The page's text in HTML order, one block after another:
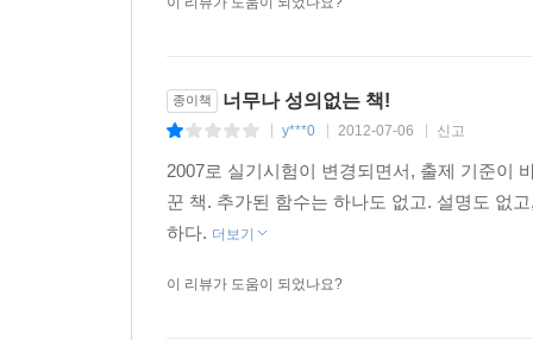
Chapter 01 기본 모의고사 정답 및 해설
Section 01 기본 모의고사 1회
Section 02 기본 모의고사 2회
Section 03 기본 모의고사 3회
Section 05 기본 모의고사 5회
종이책 너무나 성의없는 책!
y***0 2012-07-06 신고
2007로 실기시험이 변경되면서, 출제 기준이
꾼 책. 추가된 함수는 하나도 없고. 설명도 없
하다. 더보기
이 리뷰가 도움이 되었나요?